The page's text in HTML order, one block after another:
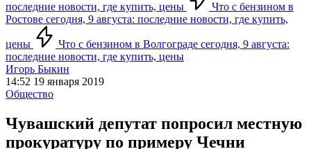
последние новости, где купить, цены
Что с бензином в
Ростове сегодня, 9 августа: последние новости, где купить,
цены
Что с бензином в Волгограде сегодня, 9 августа:
последние новости, где купить, цены
Игорь Быкин
14:52 19 января 2019
Общество
Чувашский депутат попросил местную
прокуратуру по примеру Чечни